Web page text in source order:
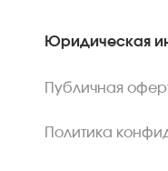
Юридическая
Публичная
Политика